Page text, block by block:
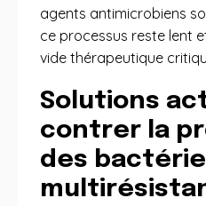
agents antimicrobiens
ce processus reste lent
vide thérapeutique
Solutions
contrer la
des